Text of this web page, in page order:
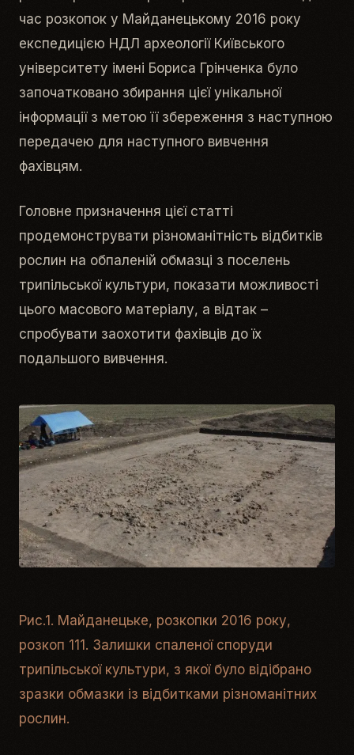
час розкопок у Майданецькому 2016 року
експедицією НДЛ археології Київського
університету імені Бориса Грінченка було
започатковано збирання цієї унікальної
інформації з метою її збереження з наступною
передачею для наступного вивчення
фахівцям.
Головне призначення цієї статті
продемонструвати різноманітність відбитків
рослин на обпаленій обмазці з поселень
трипільської культури, показати можливості
цього масового матеріалу, а відтак –
спробувати заохотити фахівців до їх
подальшого вивчення.
Рис.1. Майданецьке, розкопки 2016 року,
розкоп 111. Залишки спаленої споруди
трипільської культури, з якої було відібрано
зразки обмазки із відбитками різноманітних
рослин.